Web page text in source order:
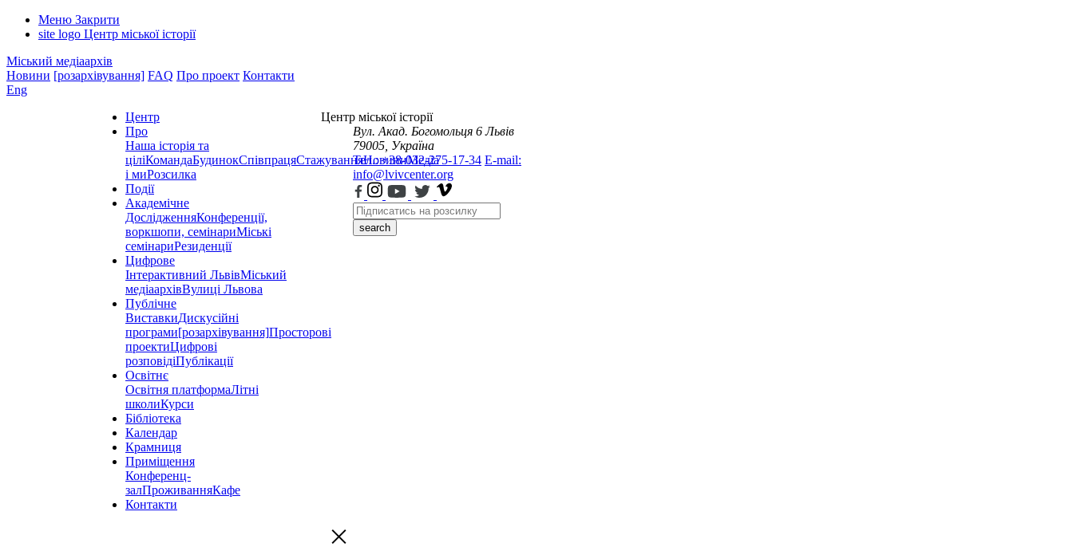
Меню Закрити
site logo Центр міської історії
Міський медіаархів
Новини [розархівування] FAQ Про проект Контакти
Eng
Центр
Про
Наша історія та
ціліКомандаБудинокСпівпрацяСтажуванняНовиниМедіа
і миРозсилка
Події
Академічне
ДослідженняКонференції,
воркшопи, семінариМіські
семінариРезиденції
Цифрове
Інтерактивний ЛьвівМіський
медіаархівВулиці Львова
Публічне
ВиставкиДискусійні
програми[розархівування]Просторові
проектиЦифрові
розповідіПублікації
Освітнє
Освітня платформаЛітні
школиКурси
Бібліотека
Календар
Крамниця
Приміщення
Конференц-
залПроживанняКафе
Контакти
Центр міської історії
Вул. Акад. Богомольця 6 Львів
79005, Україна
Тел.: +38-032-275-17-34 E-mail:
info@lvivcenter.org
search